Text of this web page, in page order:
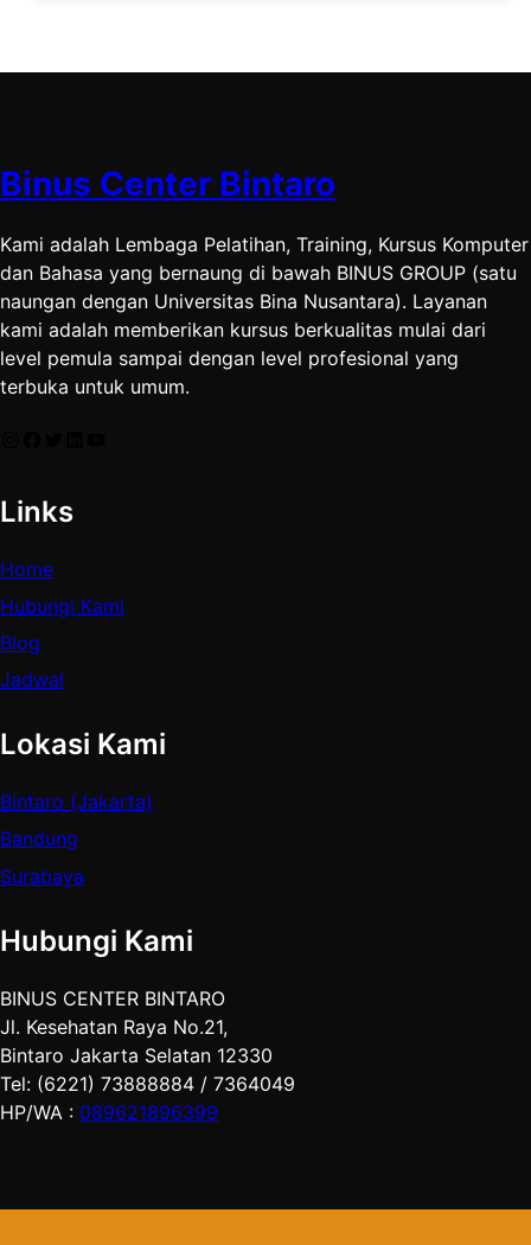
Binus Center Bintaro
Kami adalah Lembaga Pelatihan, Training, Kursus Komputer
dan Bahasa yang bernaung di bawah BINUS GROUP (satu
naungan dengan Universitas Bina Nusantara). Layanan
kami adalah memberikan kursus berkualitas mulai dari
level pemula sampai dengan level profesional yang
terbuka untuk umum.
Links
Home
Hubungi Kami
Blog
Jadwal
Lokasi Kami
Bintaro (Jakarta)
Bandung
Surabaya
Hubungi Kami
BINUS CENTER BINTARO
Jl. Kesehatan Raya No.21,
Bintaro Jakarta Selatan 12330
Tel: (6221) 73888884 / 7364049
HP/WA : 089621896399